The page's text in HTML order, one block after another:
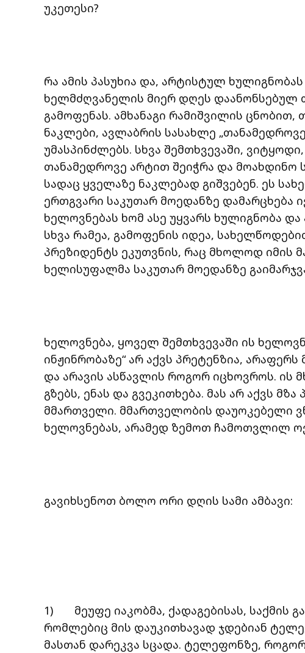
უკეთესი?
რა ამის პასუხია და, არტისტულ
ხელმძღვანელის მიერ დღეს დაანონსებულ
გამოფენას. ამხანაგი რამიშვილის
ნაკლები, ავლაბრის სასახლე
უმასპინძლებს. სხვა შემთხვევაში,
თანამედროვე არტით შეიჭრა და მოახდინო
სადაც ყველაზე ნაკლებად გიშვებენ. ეს
ერთგვარი საკუთარ მოედანზე დამარცხება
ხელოვნებას ხომ ასე უყვარს ხულიგნობა და
სხვა რამეა, გამოფენის იდეა,
პრეზიდენტს ეკუთვნის, რაც მხოლოდ იმის
ხელისუფალმა საკუთარ მოედანზე
ხელოვნება, ყოველ შემთხვევაში ის
ინჟინრობაზე“ არ აქვს პრეტენზია,
და არავის ასწავლის როგორ იცხოვროს. ის
გზებს, ენას და გვეკითხება. მას არ აქვს
მმართველი. მმართველობის დაუოკებელი
ხელოვნებას, არამედ ზემოთ ჩამოთვლილ
გავიხსენოთ ბოლო ორი დღის სამი ამბავი:
1) მეუფე იაკობმა, ქადაგებისას, საქმის
რომლებიც მის დაუკითხავად ჯდებიან
მასთან დარეკვა სცადა. ტელეფონზე,